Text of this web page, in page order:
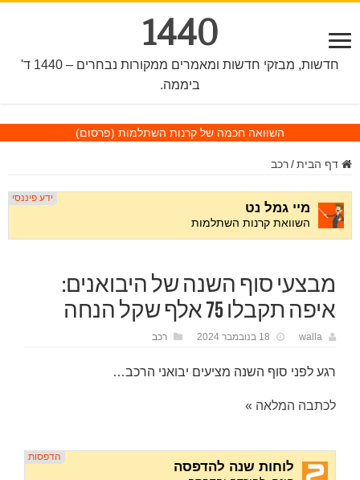
1440
חדשות, מבזקי חדשות ומאמרים ממקורות נבחרים – 1440 ד'
ביממה.
השוואה חכמה של קרנות השתלמות (פרסום)
דף הבית / רכב
מבצעי סוף השנה של היבואנים:
איפה תקבלו 75 אלף שקל הנחה
walla 18 בנובמבר 2024 רכב
רגע לפני סוף השנה מציעים יבואני הרכב…
לכתבה המלאה »